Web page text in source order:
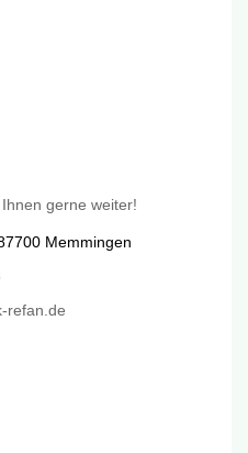
gerne weiter!
Memmingen
refan.de